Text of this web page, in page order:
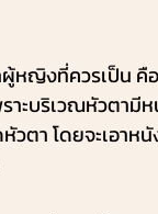
ญิงที่ควรเป็น คื
าะบริเวณหัวตา
ตา โดยจะเอาห